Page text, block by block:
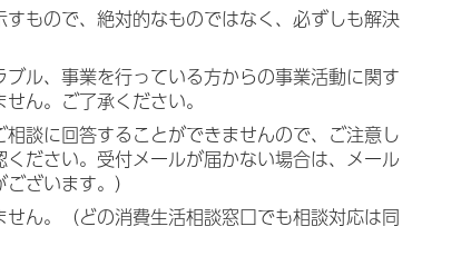
もので、絶対的なものではなく、必ずしも解決
ル、事業を行っている方からの事業活動に関す
ん。ご了承ください。
談に回答することができませんので、ご注意し
ださい。受付メールが届かない場合は、メール
ざいます。）
ん。（どの消費生活相談窓口でも相談対応は同